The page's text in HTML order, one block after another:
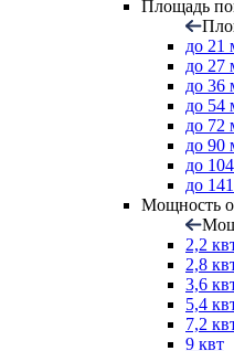
Площадь
до 21
до 27
до 36
до 54
до 72
до 90
до
до
Мощность
2,2
2,8
3,6
5,4
7,2
9 квт